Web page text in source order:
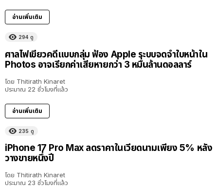
อ่านเพิ่มเติม
294 ดู
ศาลไฟเขียวคดีแบบกลุ่ม ฟ้อง Apple ระบบจดจำใบหน้าใน
Photos อาจเรียกค่าเสียหายกว่า 3 หมื่นล้านดอลลาร์
โดย Thitirath Kinaret
ประมาณ 22 ชั่วโมงที่แล้ว
อ่านเพิ่มเติม
235 ดู
iPhone 17 Pro Max ลดราคาในเวียดนามเพียง 5% หลัง
วางขายหนึ่งปี
โดย Thitirath Kinaret
ประมาณ 23 ชั่วโมงที่แล้ว